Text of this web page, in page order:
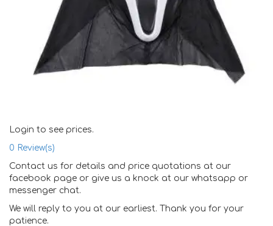
Login to see prices.
0 Review(s)
Contact us for details and price quotations at our
facebook page or give us a knock at our whatsapp or
messenger chat.
We will reply to you at our earliest. Thank you for your
patience.